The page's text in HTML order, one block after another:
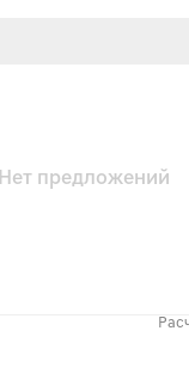
Нет предложений